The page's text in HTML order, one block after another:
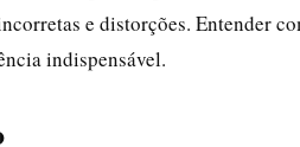
e distorções. Entender
indispensável.